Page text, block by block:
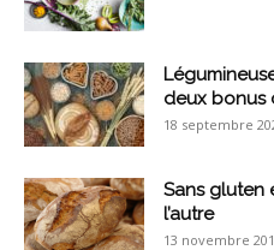
deux bonus
18 septembre
Sans gluten
l’autre
13 novembre